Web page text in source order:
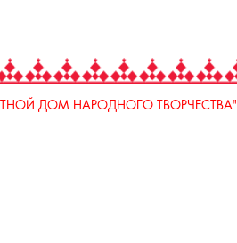
ДОМ НАРОДНОГО ТВОРЧЕСТВА"